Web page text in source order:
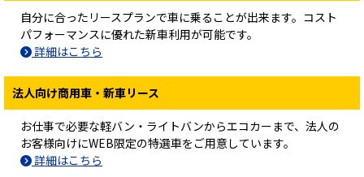
自分に合ったリースプランで車に乗ることが出来ます。コスト
パフォーマンスに優れた新車利用が可能です。
詳細はこちら
法人向け商用車・新車リース
お仕事で必要な軽バン・ライトバンからエコカーまで、法人の
お客様向けにWEB限定の特選車をご用意しています。
詳細はこちら